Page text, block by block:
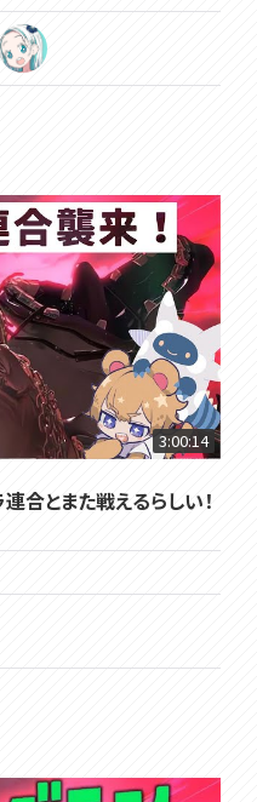
3:00:14
合とまた戦えるらしい！